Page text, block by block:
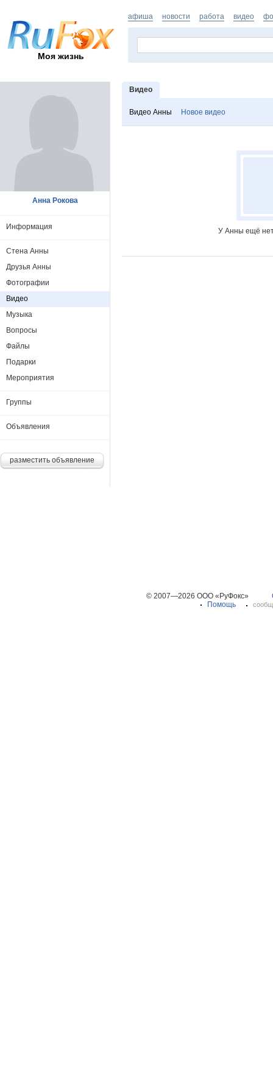
Моя жизнь
афиша новости работа видео
Видео
Видео Анны Новое видео
У Анны ещё
Анна Рокова
Информация
Стена Анны
Друзья Анны
Фотографии
Видео
Музыка
Вопросы
Файлы
Подарки
Мероприятия
Группы
Объявления
разместить объявление
© 2007—2026 ООО «РуФокс»
Помощь